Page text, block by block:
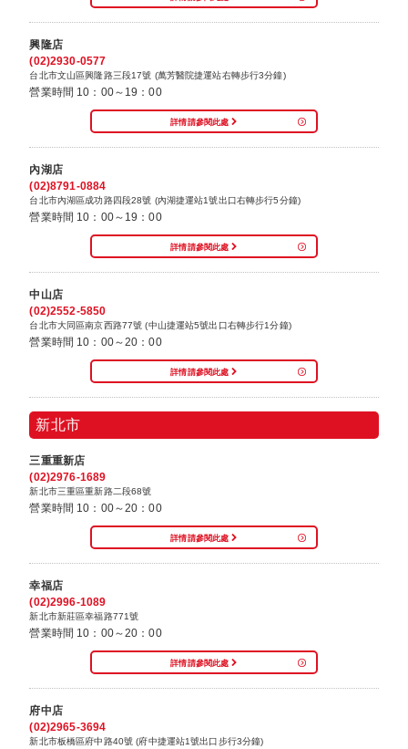
興隆店
(02)2930-0577
台北市文山區興隆路三段17號 (萬芳醫院捷運站右轉步行3分鐘)
營業時間 10：00～19：00
詳情請參閱此處
內湖店
(02)8791-0884
台北市內湖區成功路四段28號 (內湖捷運站1號出口右轉步行5分鐘)
營業時間 10：00～19：00
詳情請參閱此處
中山店
(02)2552-5850
台北市大同區南京西路77號 (中山捷運站5號出口右轉步行1分鐘)
營業時間 10：00～20：00
詳情請參閱此處
新北市
三重重新店
(02)2976-1689
新北市三重區重新路二段68號
營業時間 10：00～20：00
詳情請參閱此處
幸福店
(02)2996-1089
新北市新莊區幸福路771號
營業時間 10：00～20：00
詳情請參閱此處
府中店
(02)2965-3694
新北市板橋區府中路40號 (府中捷運站1號出口步行3分鐘)